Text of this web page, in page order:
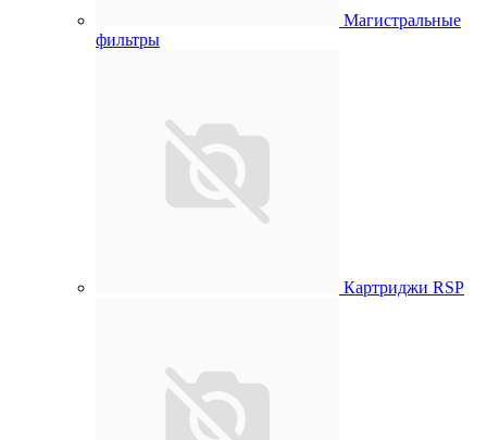
Магистральные
фильтры
Картриджи RSP